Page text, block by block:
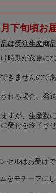
下旬頃お
は受注生産商品
時期が変更に
きませんので
れる場合、発
すが、生産数
受付を終了さ
セルはお受けで
をモチーフに